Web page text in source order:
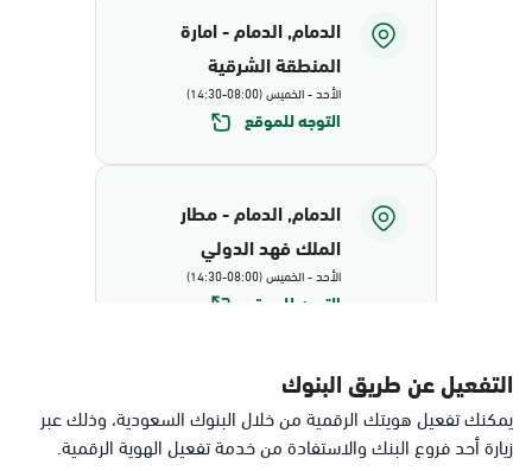
الدمام, الدمام - امارة
المنطقة الشرقية
الأحد - الخميس (08:00-14:30)
التوجه للموقع
الدمام, الدمام - مطار
الملك فهد الدولي
الأحد - الخميس (08:00-14:30)
التوجه للموقع
الدمام, البيضاء - محافظة
البيضاء
الأحد - الخميس (08:00-14:30)
التفعيل عن طريق البنوك
يمكنك تفعيل هويتك الرقمية من خلال البنوك السعودية، وذلك عبر
زيارة أحد فروع البنك والاستفادة من خدمة تفعيل الهوية الرقمية.